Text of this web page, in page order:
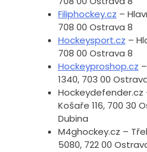
Filiphockey.cz –
708 00 Ostrava 8
Hockeysport.cz –
708 00 Ostrava 8
Hockeyproshop.cz
1340, 703 00
Hockeydefender.cz
Košaře 116, 700 30
Dubina
M4ghockey.cz –
5080, 722 00